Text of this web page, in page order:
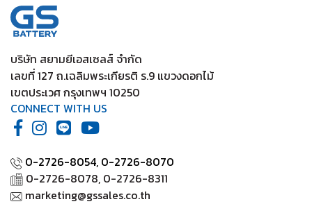
บริษัท สยามยีเอสเซลส์ จำกัด
เลขที่ 127 ถ.เฉลิมพระเกียรติ ร.9 แขวงดอกไม้
เขตประเวศ กรุงเทพฯ 10250
CONNECT WITH US
0-2726-8054, 0-2726-8070
0-2726-8078, 0-2726-8311
marketing@gssales.co.th